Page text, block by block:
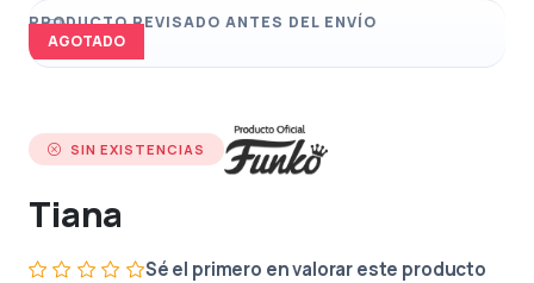
AGOTADO
SIN EXISTENCIAS
Tiana
Sé el primero en valorar este producto